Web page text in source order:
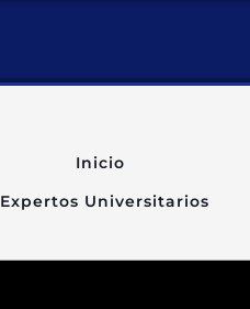
Inicio
Expertos Universitarios